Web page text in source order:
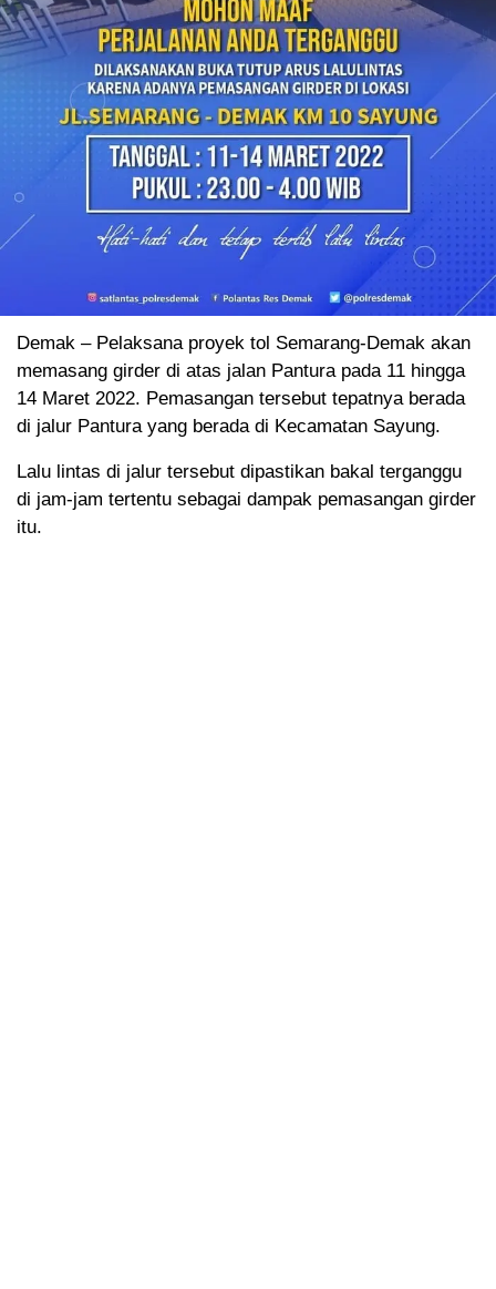
Demak – Pelaksana proyek tol Semarang-Demak akan
memasang girder di atas jalan Pantura pada 11 hingga
14 Maret 2022. Pemasangan tersebut tepatnya berada
di jalur Pantura yang berada di Kecamatan Sayung.
Lalu lintas di jalur tersebut dipastikan bakal terganggu
di jam-jam tertentu sebagai dampak pemasangan girder
itu.